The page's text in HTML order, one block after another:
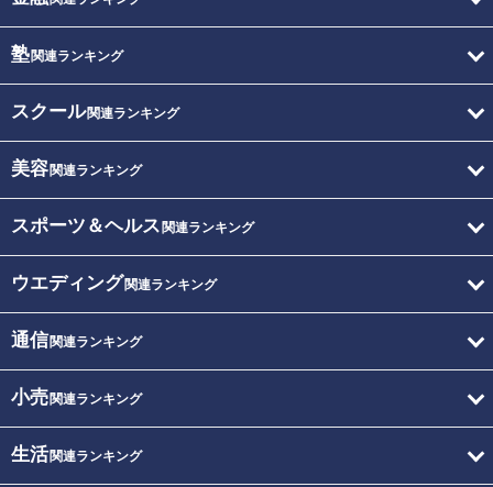
塾関連ランキング
スクール関連ランキング
美容関連ランキング
スポーツ＆ヘルス 関連ランキング
ウエディング関連ランキング
通信関連ランキング
小売関連ランキング
生活関連ランキング